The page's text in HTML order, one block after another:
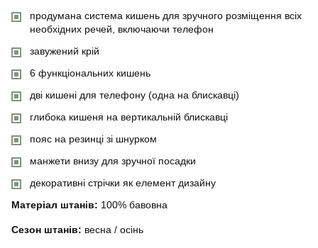
продумана система кишень для зручного розміщення всіх
необхідних речей, включаючи телефон
завужений крій
6 функціональних кишень
дві кишені для телефону (одна на блискавці)
глибока кишеня на вертикальній блискавці
пояс на резинці зі шнурком
манжети внизу для зручної посадки
декоративні стрічки як елемент дизайну
Матеріал штанів: 100% бавовна
Сезон штанів: весна / осінь